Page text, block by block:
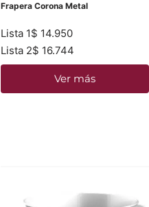
Frapera Corona Metal
Lista 1$ 14.950
Lista 2$ 16.744
Ver más